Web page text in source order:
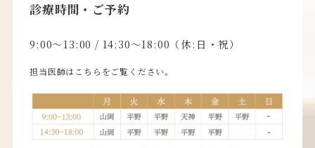
診療時間・ご予約
9:00〜13:00 / 14:30〜18:00（休:日・祝）
担当医師はこちらをご覧ください。